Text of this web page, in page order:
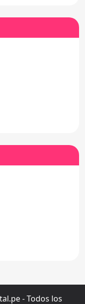
- Todos los